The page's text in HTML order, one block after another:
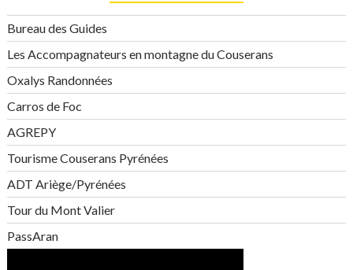
Bureau des Guides
Les Accompagnateurs en montagne du Couserans
Oxalys Randonnées
Carros de Foc
AGREPY
Tourisme Couserans Pyrénées
ADT Ariège/Pyrénées
Tour du Mont Valier
PassAran